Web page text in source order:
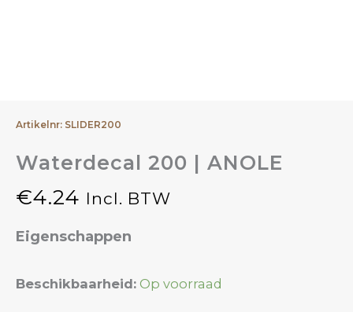
Artikelnr: SLIDER200
Waterdecal 200 | ANOLE
€4.24 Incl. BTW
Eigenschappen
Beschikbaarheid: Op voorraad
Waterdecal